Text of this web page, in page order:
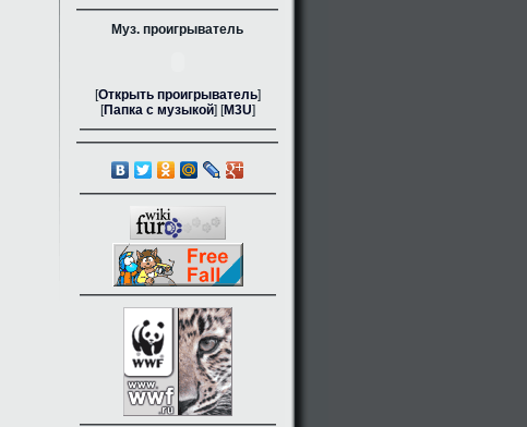
Муз. проигрыватель
[Открыть проигрыватель]
[Папка с музыкой] [M3U]